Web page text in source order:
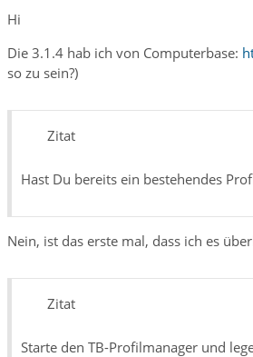
Hi
Die 3.1.4 hab ich von Computerbase:
so zu sein?)
Zitat
Hast Du bereits ein bestehendes
Nein, ist das erste mal, dass ich es
Zitat
Starte den TB-Profilmanager und